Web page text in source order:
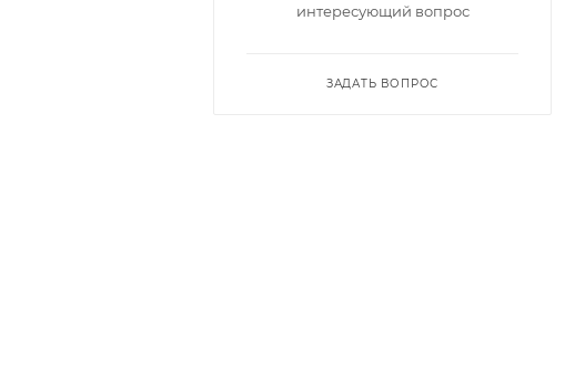
интересующий вопрос
ЗАДАТЬ ВОПРОС